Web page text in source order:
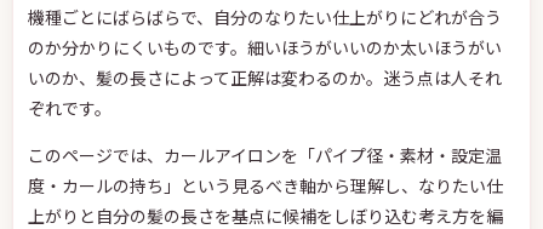
機種ごとにばらばらで、自分のなりたい仕上がりにどれが合う
のか分かりにくいものです。細いほうがいいのか太いほうがい
いのか、髪の長さによって正解は変わるのか。迷う点は人それ
ぞれです。
このページでは、カールアイロンを「パイプ径・素材・設定温
度・カールの持ち」という見るべき軸から理解し、なりたい仕
上がりと自分の髪の長さを基点に候補をしぼり込む考え方を編